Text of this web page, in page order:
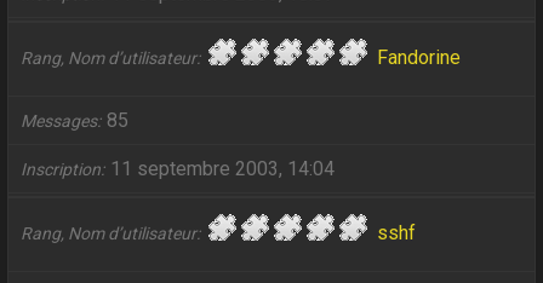
Rang, Nom d’utilisateur Fandorine
Messages 85
Inscription 11 septembre 2003, 14:04
Rang, Nom d’utilisateur sshf